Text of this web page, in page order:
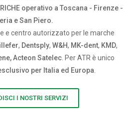
operativo a Toscana - Firenze -
e San Piero.
e centro autorizzato per le marche
, Dentsply, W&H, MK-dent, KMD,
Acteon Satelec. Per ATR è unico
per Italia ed Europa
I NOSTRI SERVIZI